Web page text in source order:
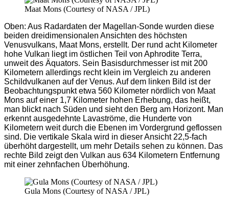
Maat Mons (Courtesy of NASA / JPL)
Oben: Aus Radardaten der Magellan-Sonde wurden diese
beiden dreidimensionalen Ansichten des höchsten
Venusvulkans, Maat Mons, erstellt. Der rund acht Kilometer
hohe Vulkan liegt im östlichen Teil von Aphrodite Terra,
unweit des Äquators. Sein Basisdurchmesser ist mit 200
Kilometern allerdings recht klein im Vergleich zu anderen
Schildvulkanen auf der Venus. Auf dem linken Bild ist der
Beobachtungspunkt etwa 560 Kilometer nördlich von Maat
Mons auf einer 1,7 Kilometer hohen Erhebung, das heißt,
man blickt nach Süden und sieht den Berg am Horizont. Man
erkennt ausgedehnte Lavaströme, die Hunderte von
Kilometern weit durch die Ebenen im Vordergrund geflossen
sind. Die vertikale Skala wird in dieser Ansicht 22,5-fach
überhöht dargestellt, um mehr Details sehen zu können. Das
rechte Bild zeigt den Vulkan aus 634 Kilometern Entfernung
mit einer zehnfachen Überhöhung.
Gula Mons (Courtesy of NASA / JPL)